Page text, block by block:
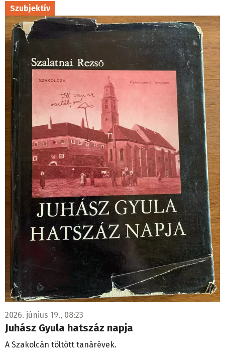
Szubjektív
2026. június 19., 08:23
Juhász Gyula hatszáz napja
A Szakolcán töltött tanárévek.